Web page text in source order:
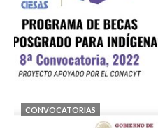
CONVOCATORIAS